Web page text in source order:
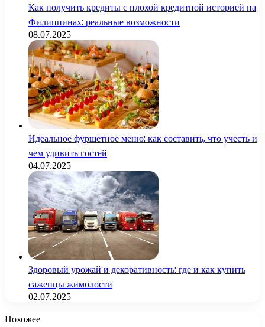
Как получить кредиты с плохой кредитной историей на
Филиппинах: реальные возможности
08.07.2025
Идеальное фуршетное меню: как составить, что учесть и
чем удивить гостей
04.07.2025
Здоровый урожай и декоративность: где и как купить
саженцы жимолости
02.07.2025
Похожее